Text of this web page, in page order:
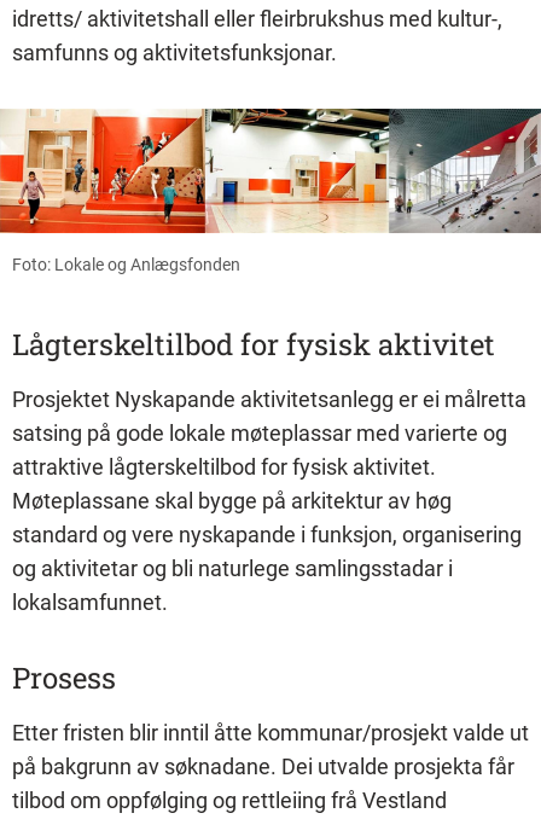
idretts/ aktivitetshall eller fleirbrukshus med kultur-,
samfunns og aktivitetsfunksjonar.
Foto: Lokale og Anlægsfonden
Lågterskeltilbod for fysisk aktivitet
Prosjektet Nyskapande aktivitetsanlegg er ei målretta
satsing på gode lokale møteplassar med varierte og
attraktive lågterskeltilbod for fysisk aktivitet.
Møteplassane skal bygge på arkitektur av høg
standard og vere nyskapande i funksjon, organisering
og aktivitetar og bli naturlege samlingsstadar i
lokalsamfunnet.
Prosess
Etter fristen blir inntil åtte kommunar/prosjekt valde ut
på bakgrunn av søknadane. Dei utvalde prosjekta får
tilbod om oppfølging og rettleiing frå Vestland